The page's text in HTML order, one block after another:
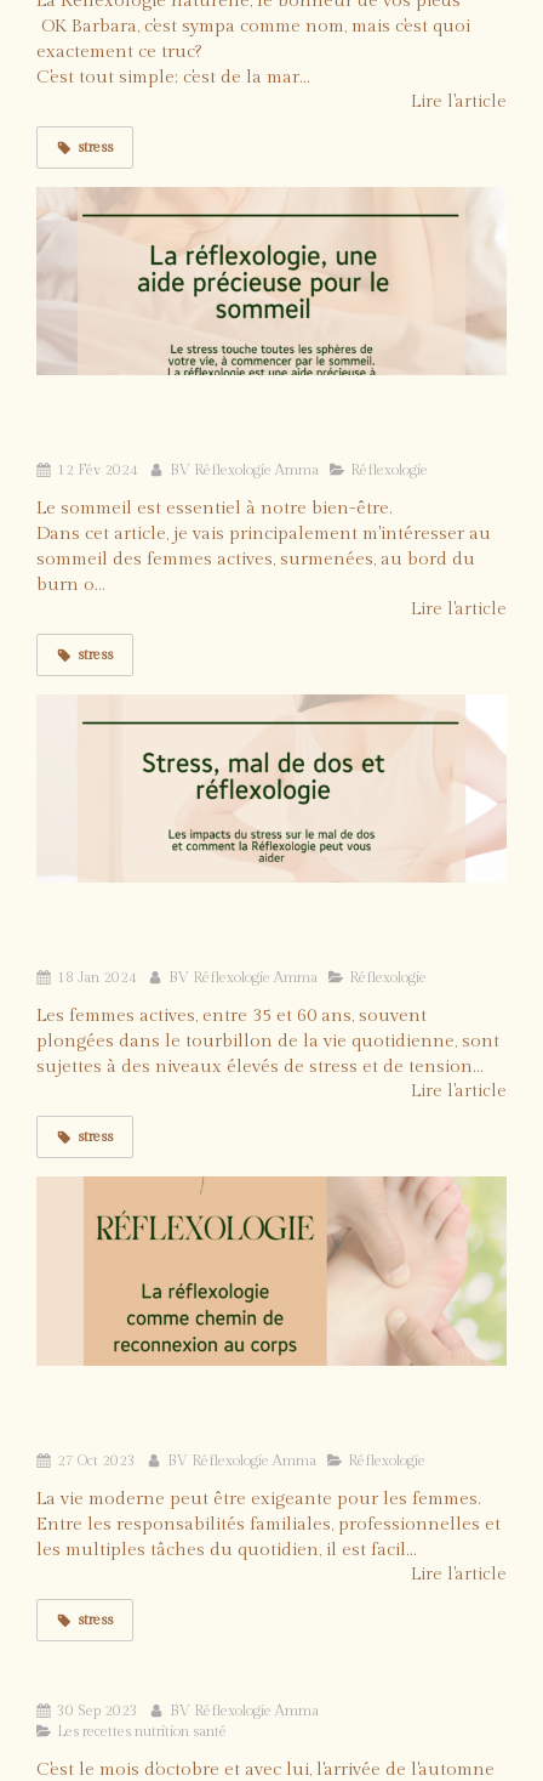
OK Barbara, c'est sympa comme nom, mais c'est quoi
exactement ce truc?
C'est tout simple: c'est de la mar...
Lire l'article
stress
12 Fév 2024 BV Réflexologie Amma Réflexologie
Le sommeil est essentiel à notre bien-être.
Dans cet article, je vais principalement m'intéresser au
sommeil des femmes actives, surmenées, au bord du
burn o...
Lire l'article
stress
18 Jan 2024 BV Réflexologie Amma Réflexologie
Les femmes actives, entre 35 et 60 ans, souvent
plongées dans le tourbillon de la vie quotidienne, sont
sujettes à des niveaux élevés de stress et de tension...
Lire l'article
stress
27 Oct 2023 BV Réflexologie Amma Réflexologie
La vie moderne peut être exigeante pour les femmes.
Entre les responsabilités familiales, professionnelles et
les multiples tâches du quotidien, il est facil...
Lire l'article
stress
30 Sep 2023
BV Réflexologie Amma
Les recettes nutrition santé
C'est le mois d'octobre et avec lui, l'arrivée de l'automne